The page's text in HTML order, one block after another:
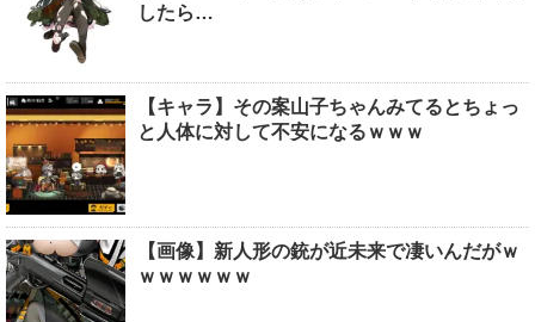
したら…
【キャラ】その案山子ちゃんみてるとちょっ
と人体に対して不安になるｗｗｗ
【画像】新人形の銃が近未来で凄いんだがｗ
ｗｗｗｗｗｗ